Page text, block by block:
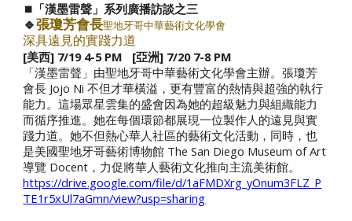
⏹️「漢墨雷聲」系列廣播訪談之三
🔹張瓊芳會長聖地牙哥中華藝術文化學會
深具遠見的實踐力道
[美西] 7/19 4-5 PM [亞洲] 7/20 7-8 PM
「漢墨雷聲」由聖地牙哥中華藝術文化學會主辦。張瓊芳
會長 Jojo Ni 不但才華橫溢，更有豐富的熱情與超強的執行
能力。這場眾星雲集的盛會因為她的超級魅力與組織能力
而循序推進。她在每個環節都展現一位製作人的遠見與實
踐力道。她不但熱心華人社區的藝術文化活動，同時，也
是美國聖地牙哥藝術博物館 The San Diego Museum of Art
導覽 Docent，力促將華人藝術文化推向主流美術館。
https://drive.google.com/file/d/1aFMDXrg_yOnum3FLZ_P
TE1r5xUl7aGmn/view?usp=sharing